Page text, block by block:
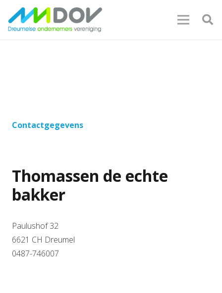
Contactgegevens
Thomassen de echte
bakker
Paulushof 32
6621 CH Dreumel
0487-746007